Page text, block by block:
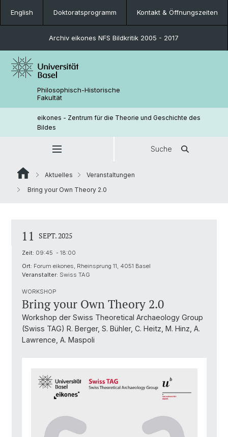
English Doktoratsprogramm Kontakt & Öffnungszeiten
Archiv eikones NFS Bildkritik 2005 - 2017
Philosophisch-Historische
Fakultät
eikones - Zentrum für die Theorie und Geschichte des
Bildes
Suche
Aktuelles
Veranstaltungen
Bring your Own Theory 2.0
11 SEPT. 2025
Zeit: 09:45 - 18:00
Ort: Forum eikones, Rheinsprung 11, 4051 Basel
Veranstalter: Swiss TAG
WORKSHOP
Bring your Own Theory 2.0
Workshop der Swiss Theoretical Archaeology Group
(Swiss TAG) R. Berger, S. Bühler, C. Heitz, M. Hinz, A.
Lawrence, A. Maspoli